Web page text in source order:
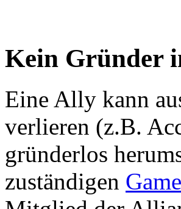
Kein Gründer
Eine Ally kann
verlieren (z.B.
gründerlos
zuständigen